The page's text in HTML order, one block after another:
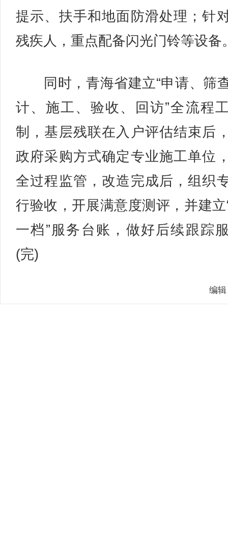
提示、扶手和地面防滑处理；针
残疾人，重点配备闪光门铃等设备
同时，青海省建立“申请、筛
计、施工、验收、回访”全流程
制，基层残联在入户评估结束后
政府采购方式确定专业施工单位
全过程监管，改造完成后，组织
行验收，开展满意度测评，并建立
一档”服务台账，做好后续跟踪
(完)
编